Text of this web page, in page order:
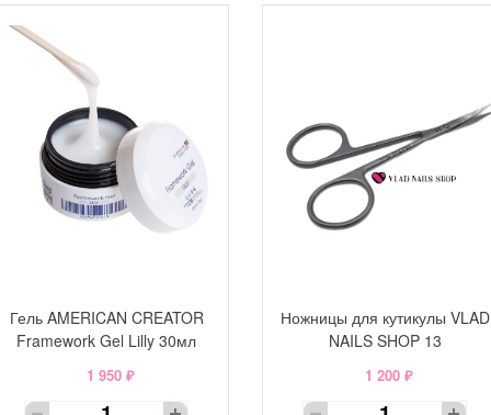
Гель AMERICAN CREATOR
Framework Gel Lilly 30мл
1 950 ₽
Ножницы для кутикулы VLAD
NAILS SHOP 13
1 200 ₽